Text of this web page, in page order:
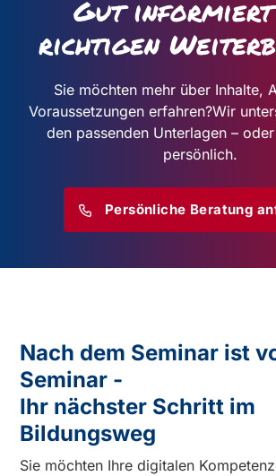
Gut
richtigen
Sie möchten mehr über Inhalte,
Voraussetzungen erfahren?Wir
den passenden Unterlagen –
persönlich.
Persönliche Beratung
Nach dem Seminar ist
Seminar -
Ihr nächster Schritt im
Bildungsweg
Sie möchten Ihre digitalen